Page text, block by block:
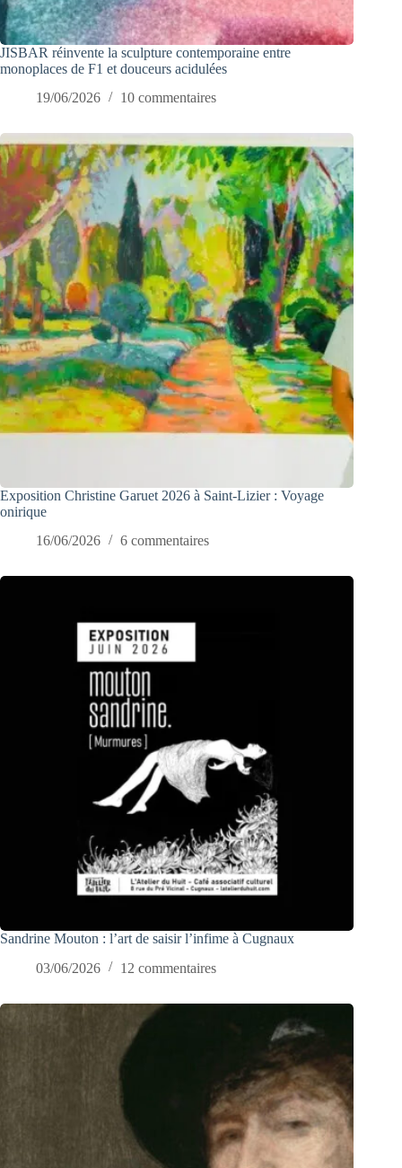
JISBAR réinvente la sculpture contemporaine entre
monoplaces de F1 et douceurs acidulées
19/06/2026
10 commentaires
Exposition Christine Garuet 2026 à Saint-Lizier : Voyage
onirique
16/06/2026
6 commentaires
Sandrine Mouton : l’art de saisir l’infime à Cugnaux
03/06/2026
12 commentaires